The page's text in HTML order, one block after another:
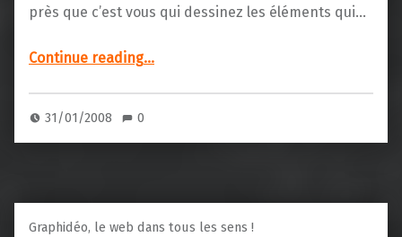
près que c’est vous qui dessinez les éléments qui…
Continue reading“Crayon Physics, le jeu du futur ?”…
31/01/2008 0
Graphidéo, le web dans tous les sens !